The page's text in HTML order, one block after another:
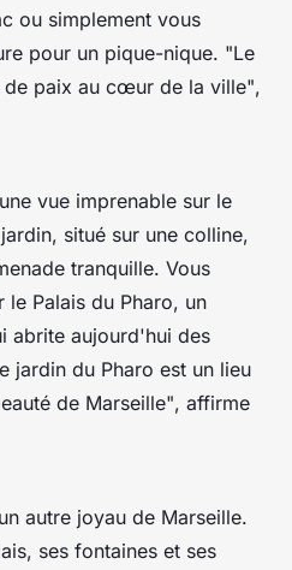
ou simplement vous
pour un pique-nique. "Le
de paix au cœur de la ville",
vue imprenable sur le
situé sur une colline,
tranquille. Vous
Palais du Pharo, un
abrite aujourd'hui des
jardin du Pharo est un lieu
de Marseille", affirme
autre joyau de Marseille.
ses fontaines et ses